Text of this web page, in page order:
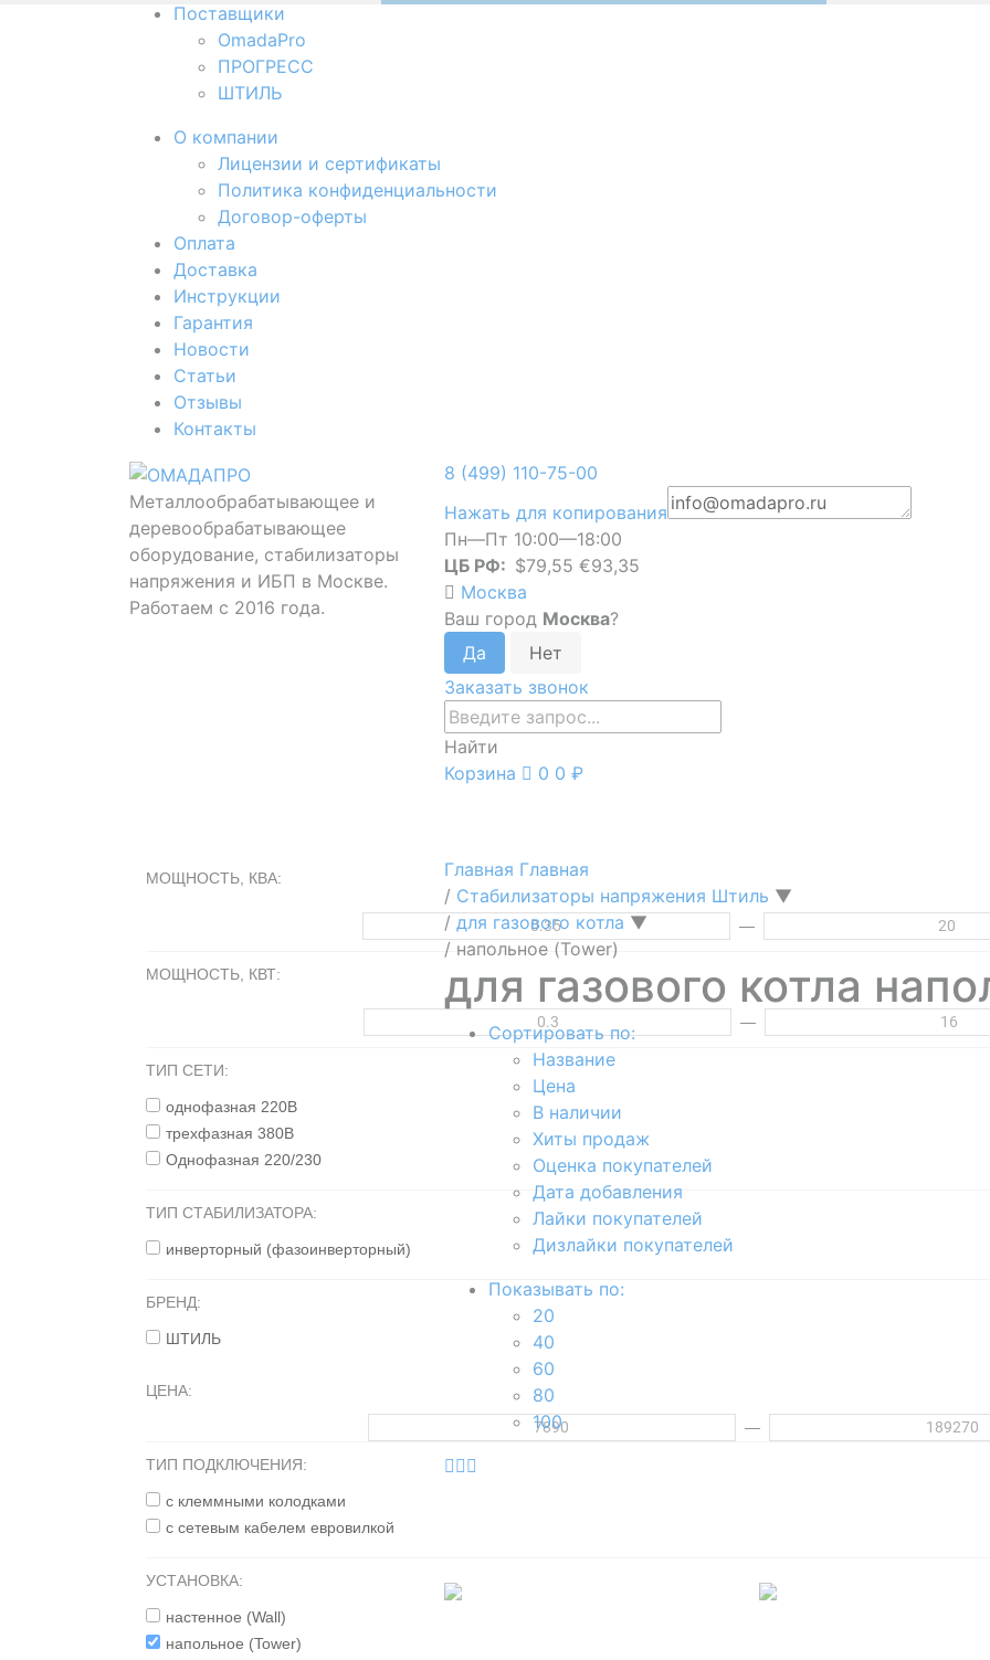
Поставщики
OmadaPro
ПРОГРЕСС
ШТИЛЬ
О компании
Лицензии и сертификаты
Политика конфиденциальности
Договор-оферты
Оплата
Доставка
Инструкции
Гарантия
Новости
Cтатьи
Отзывы
Контакты
Металлообрабатывающее и
деревообрабатывающее
оборудование, стабилизаторы
напряжения и ИБП в Москве.
Работаем с 2016 года.
8 (499) 110-75-00
Нажать для копирования
Пн—Пт 10:00—18:00
ЦБ РФ: $79,55 €93,35
Москва
Ваш город Москва?
Заказать звонок
Найти
Корзина
0 0 ₽
МОЩНОСТЬ, КВА:
—
МОЩНОСТЬ, КВТ:
—
ТИП СЕТИ:
однофазная 220В
трехфазная 380В
Однофазная 220/230
ТИП СТАБИЛИЗАТОРА:
инверторный (фазоинверторный)
БРЕНД:
ШТИЛЬ
ЦЕНА:
—
ТИП ПОДКЛЮЧЕНИЯ:
с клеммными колодками
с сетевым кабелем евровилкой
УСТАНОВКА:
наcтенное (Wall)
напольное (Tower)
Главная Главная
/ Стабилизаторы напряжения Штиль ▼
/ для газового котла ▼
/ напольное (Tower)
для газового котла
Сортировать по:
Название
Цена
В наличии
Хиты продаж
Оценка покупателей
Дата добавления
Лайки покупателей
Дизлайки покупателей
Показывать по:
20
40
60
80
100